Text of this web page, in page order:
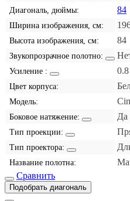
Диагональ, дюймы: 84
Ширина изображения, см:
Высота изображения, см: 84
Звукопрозрачное полотно:
Усиление : 0.8
Цвет корпуса:
Модель:
Боковое натяжение: Да
Тип проекции:
Тип проектора:
Название полотна:
Сравнить
Подобрать диагональ